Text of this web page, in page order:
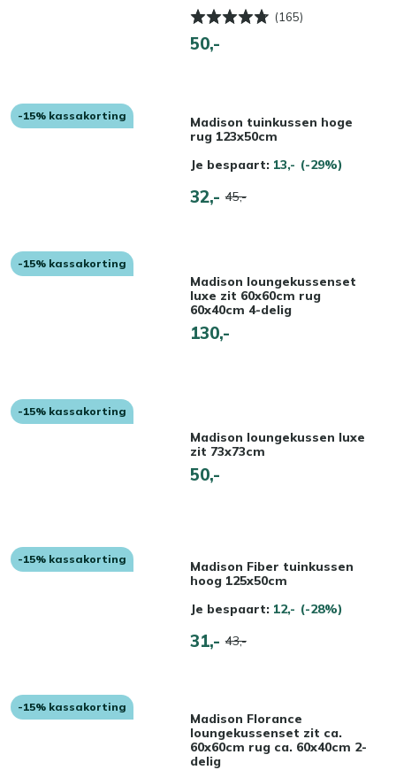
(165)
50,-
-15% kassakorting
Madison tuinkussen hoge
rug 123x50cm
Je bespaart: 13,- (-29%)
32,- 45,-
-15% kassakorting
Madison loungekussenset
luxe zit 60x60cm rug
60x40cm 4-delig
130,-
-15% kassakorting
Madison loungekussen luxe
zit 73x73cm
50,-
-15% kassakorting
Madison Fiber tuinkussen
hoog 125x50cm
Je bespaart: 12,- (-28%)
31,- 43,-
-15% kassakorting
Madison Florance
loungekussenset zit ca.
60x60cm rug ca. 60x40cm 2-
delig